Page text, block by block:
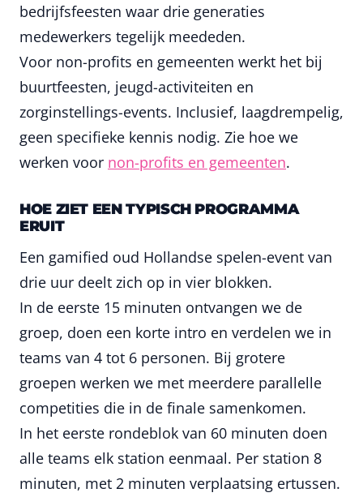
bedrijfsfeesten waar drie generaties
medewerkers tegelijk meededen.
Voor non-profits en gemeenten werkt het bij
buurtfeesten, jeugd-activiteiten en
zorginstellings-events. Inclusief, laagdrempelig,
geen specifieke kennis nodig. Zie hoe we
werken voor non-profits en gemeenten.
HOE ZIET EEN TYPISCH PROGRAMMA
ERUIT
Een gamified oud Hollandse spelen-event van
drie uur deelt zich op in vier blokken.
In de eerste 15 minuten ontvangen we de
groep, doen een korte intro en verdelen we in
teams van 4 tot 6 personen. Bij grotere
groepen werken we met meerdere parallelle
competities die in de finale samenkomen.
In het eerste rondeblok van 60 minuten doen
alle teams elk station eenmaal. Per station 8
minuten, met 2 minuten verplaatsing ertussen.